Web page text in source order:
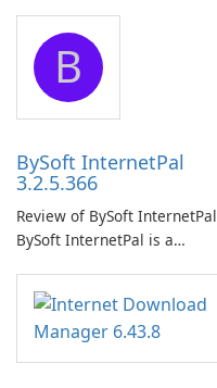
application designed to
ensure the continuous and
uninterrupted operation of
your computer system.
B
BySoft InternetPal
3.2.5.366
Review of BySoft InternetPal
BySoft InternetPal is a
application designed to
monitor your internet
connection and provide real-
time insights into its